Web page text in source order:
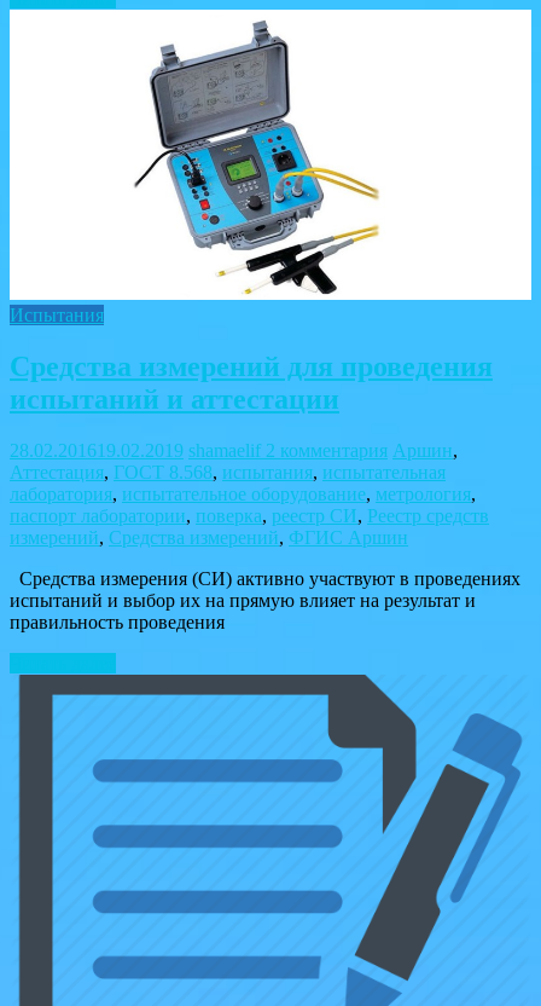
Испытания
Средства измерений для проведения
испытаний и аттестации
28.02.201619.02.2019 shamaelif 2 комментария Аршин,
Аттестация, ГОСТ 8.568, испытания, испытательная
лаборатория, испытательное оборудование, метрология,
паспорт лаборатории, поверка, реестр СИ, Реестр средств
измерений, Средства измерений, ФГИС Аршин
Средства измерения (СИ) активно участвуют в проведениях
испытаний и выбор их на прямую влияет на результат и
правильность проведения